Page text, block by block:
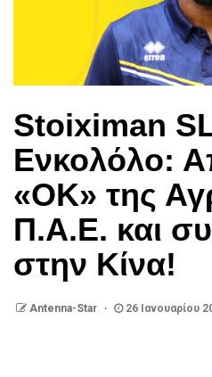
Stoiximan
Ενκολόλο:
«ΟΚ» της
Π.Α.Ε. και
στην Κίνα!
Antenna-Star 26 Ιανουαρίου